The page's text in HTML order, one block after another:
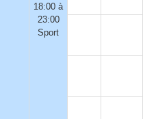
18:00 à
23:00
Sport